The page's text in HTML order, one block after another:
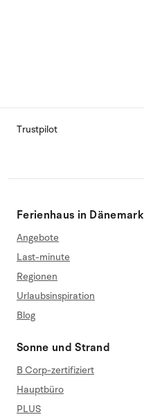
Trustpilot
Ferienhaus in Dänemark
Angebote
Last-minute
Regionen
Urlaubsinspiration
Blog
Sonne und Strand
B Corp-zertifiziert
Hauptbüro
PLUS